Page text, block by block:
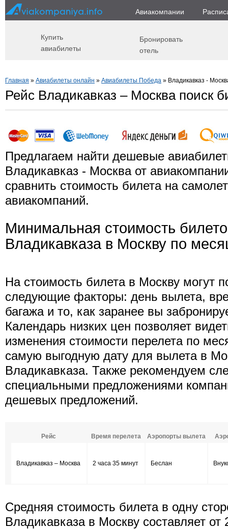
Авиакомпании
Купить
авиабилеты
Бронировать
отель
Главная » Авиабилеты онлайн » Авиабилеты Победа » Владикавказ -
Рейс Владикавказ – Москва поиск
Предлагаем найти дешевые
Владикавказ - Москва от
сравнить стоимость билета на
авиакомпаний.
Минимальная стоимость
Владикавказа в Москву по
На стоимость билета в Москву могут
следующие факторы: день вылета,
багажа и то, как заранее вы
Календарь низких цен позволяет
изменения стоимости перелета по
самую выгодную дату для вылета в
Владикавказа. Также рекомендуем
специальными предложениями
дешевых предложений.
Рейс Время перелета Аэропорты вылета
Владикавказ – Москва 2 часа 35 минут Беслан
Средняя стоимость билета в одну
Владикавказа в Москву составляет от